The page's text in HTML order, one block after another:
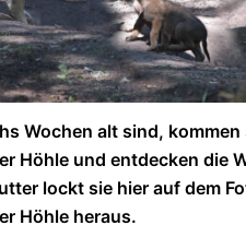
Wochen alt sind, kommen
Höhle und entdecken die
lockt sie hier auf dem
Höhle heraus.